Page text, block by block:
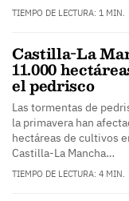
TIEMPO DE LECTURA: 1 MIN.
Castilla-La
11.000
el pedrisco
Las tormentas de
la primavera han
hectáreas de cultivos
Castilla-La Mancha…
TIEMPO DE LECTURA: 4 MIN.